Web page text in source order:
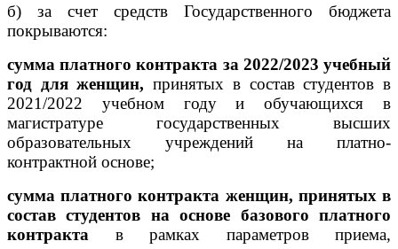
б) за счет средств Государственного бюджета
покрываются:
сумма платного контракта за 2022/2023 учебный
год для женщин,принятых в состав студентов в
2021/2022 учебном году и обучающихся в
магистратуре государственных высших
образовательных учреждений на платно-
контрактной основе;
сумма платного контракта женщин, принятых в
состав студентов на основе базового платного
контракта в рамках параметров приема,